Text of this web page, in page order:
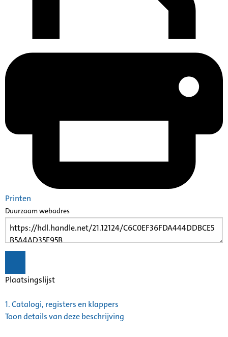
Printen
Duurzaam webadres
Plaatsingslijst
1.Catalogi, registers en klappers
Toon details van deze beschrijving